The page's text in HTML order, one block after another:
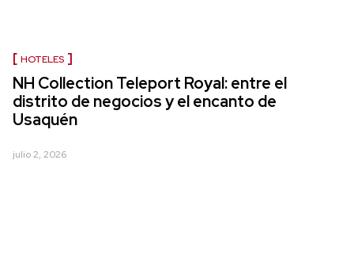
HOTELES
NH Collection Teleport Royal: entre el
distrito de negocios y el encanto de
Usaquén
julio 2, 2026